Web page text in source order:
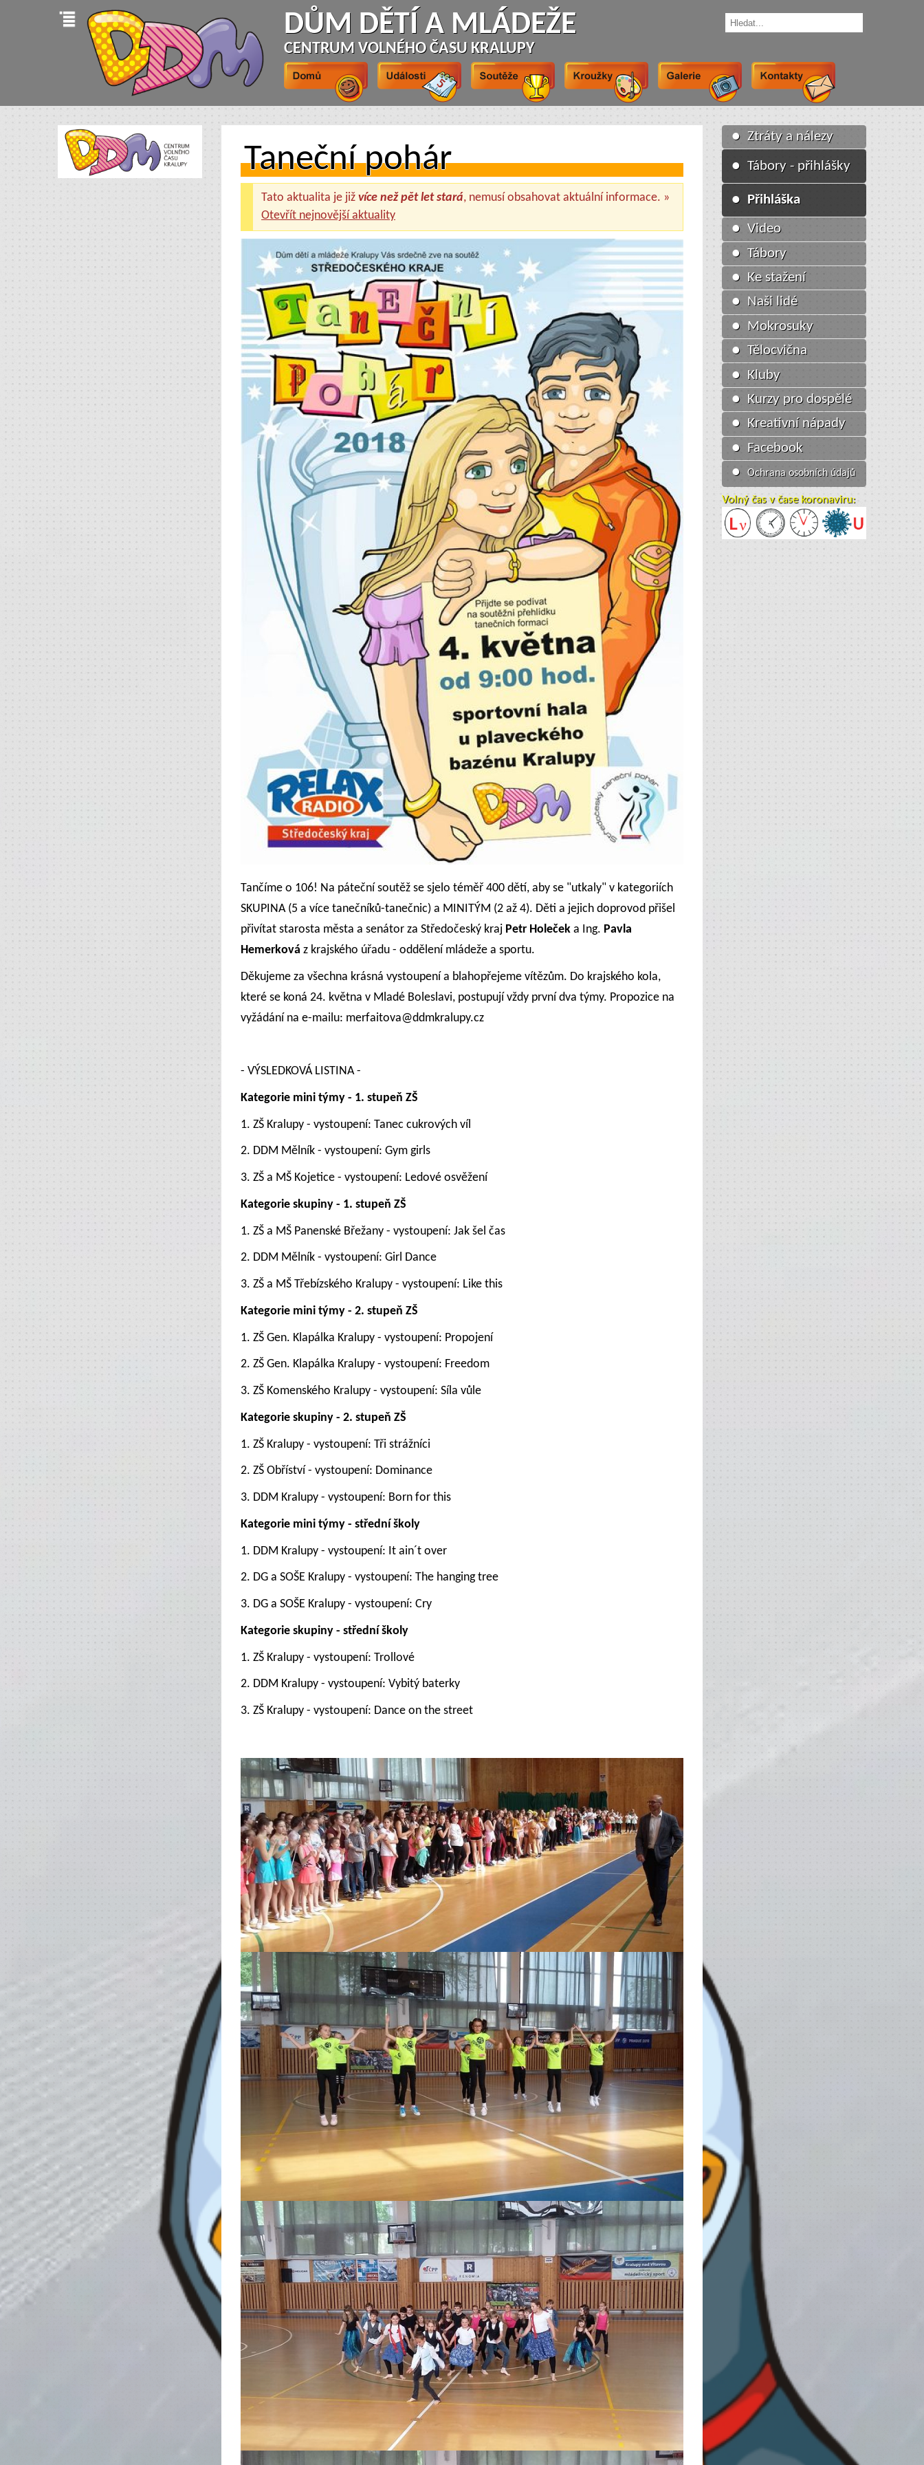
DŮM DĚTÍ A MLÁDEŽE
CENTRUM VOLNÉHO ČASU KRALUPY
● Ztráty a nálezy
● Tábory - přihlášky
● Přihláška
● Video
● Tábory
● Ke stažení
● Naši lidé
● Mokrosuky
● Tělocvična
● Kluby
● Kurzy pro dospělé
● Kreativní nápady
● Facebook
●
Ochrana osobních údajů
Volný čas v čase koronaviru:
Taneční pohár
Tato aktualita je již více než pět let stará, nemusí obsahovat aktuální informace. »
Otevřít nejnovější aktuality
Tančíme o 106! Na páteční soutěž se sjelo téměř 400 dětí, aby se "utkaly" v kategoriích
SKUPINA (5 a více tanečníků-tanečnic) a MINITÝM (2 až 4). Děti a jejich doprovod přišel
přivítat starosta města a senátor za Středočeský kraj Petr Holeček a Ing. Pavla
Hemerková z krajského úřadu - oddělení mládeže a sportu.
Děkujeme za všechna krásná vystoupení a blahopřejeme vítězům. Do krajského kola,
které se koná 24. května v Mladé Boleslavi, postupují vždy první dva týmy. Propozice na
vyžádání na e-mailu: merfaitova@ddmkralupy.cz
- VÝSLEDKOVÁ LISTINA -
Kategorie mini týmy - 1. stupeň ZŠ
1. ZŠ Kralupy - vystoupení: Tanec cukrových víl
2. DDM Mělník - vystoupení: Gym girls
3. ZŠ a MŠ Kojetice - vystoupení: Ledové osvěžení
Kategorie skupiny - 1. stupeň ZŠ
1. ZŠ a MŠ Panenské Břežany - vystoupení: Jak šel čas
2. DDM Mělník - vystoupení: Girl Dance
3. ZŠ a MŠ Třebízského Kralupy - vystoupení: Like this
Kategorie mini týmy - 2. stupeň ZŠ
1. ZŠ Gen. Klapálka Kralupy - vystoupení: Propojení
2. ZŠ Gen. Klapálka Kralupy - vystoupení: Freedom
3. ZŠ Komenského Kralupy - vystoupení: Síla vůle
Kategorie skupiny - 2. stupeň ZŠ
1. ZŠ Kralupy - vystoupení: Tři strážníci
2. ZŠ Obříství - vystoupení: Dominance
3. DDM Kralupy - vystoupení: Born for this
Kategorie mini týmy - střední školy
1. DDM Kralupy - vystoupení: It ain´t over
2. DG a SOŠE Kralupy - vystoupení: The hanging tree
3. DG a SOŠE Kralupy - vystoupení: Cry
Kategorie skupiny - střední školy
1. ZŠ Kralupy - vystoupení: Trollové
2. DDM Kralupy - vystoupení: Vybitý baterky
3. ZŠ Kralupy - vystoupení: Dance on the street